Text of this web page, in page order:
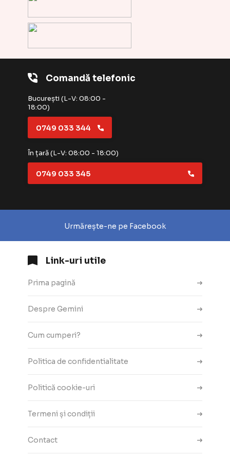
Comandă telefonic
București (L-V: 08:00 -
18:00)
0749 033 344
În țară (L-V: 08:00 - 18:00)
0749 033 345
Urmărește-ne pe Facebook
Link-uri utile
Prima pagină
Despre Gemini
Cum cumperi?
Politica de confidentialitate
Politică cookie-uri
Termeni și condiții
Contact